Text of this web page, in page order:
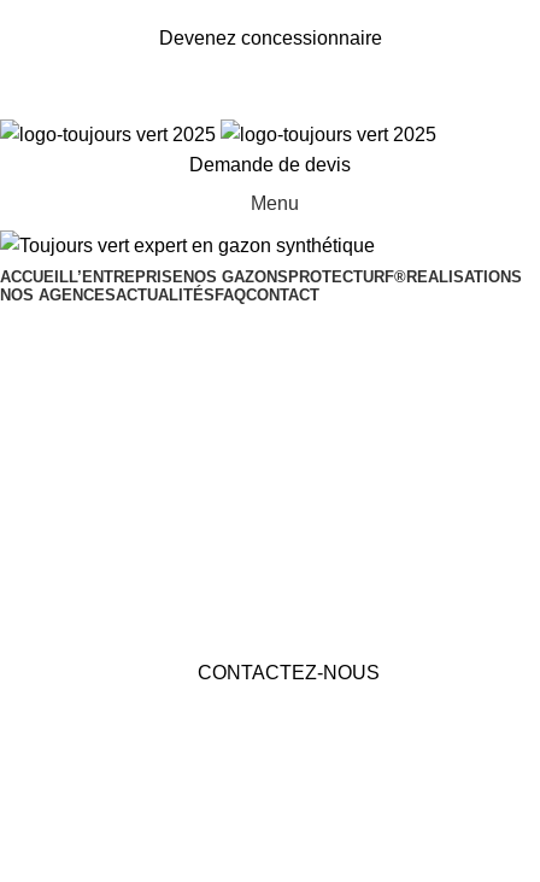
Devenez concessionnaire
Demande de devis
Menu
ACCUEILL’ENTREPRISENOS GAZONSPROTECTURF®REALISATIONS
NOS AGENCESACTUALITÉSFAQCONTACT
CONTACTEZ-NOUS